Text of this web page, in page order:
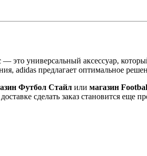
— это универсальный аксессуар,
adidas предлагает оптимальное
Футбол Стайл или магазин
сделать заказ становится еще